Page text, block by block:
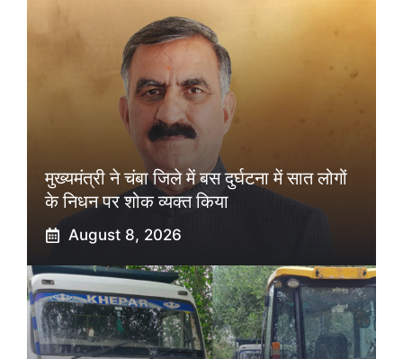
मुख्यमंत्री ने चंबा जिले में बस दुर्घटना में सात लोगों
के निधन पर शोक व्यक्त किया
August 8, 2026